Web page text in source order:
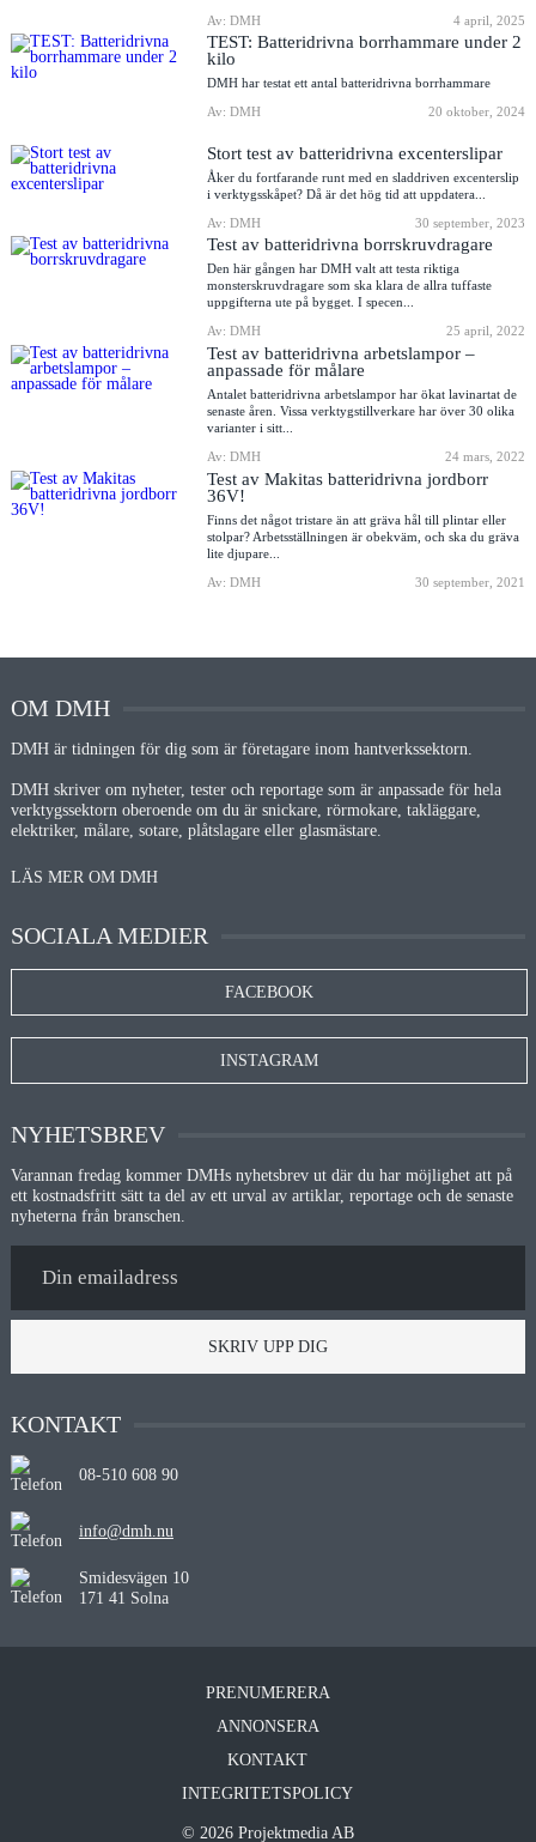
Av: DMH
4 april, 2025
TEST: Batteridrivna borrhammare under 2
kilo
DMH har testat ett antal batteridrivna borrhammare
Av: DMH
20 oktober, 2024
Stort test av batteridrivna excenterslipar
Åker du fortfarande runt med en sladdriven excenterslip
i verktygsskåpet? Då är det hög tid att uppdatera...
Av: DMH
30 september, 2023
Test av batteridrivna borrskruvdragare
Den här gången har DMH valt att testa riktiga
monsterskruvdragare som ska klara de allra tuffaste
uppgifterna ute på bygget. I specen...
Av: DMH
25 april, 2022
Test av batteridrivna arbetslampor –
anpassade för målare
Antalet batteridrivna arbetslampor har ökat lavinartat de
senaste åren. Vissa verktygstillverkare har över 30 olika
varianter i sitt...
Av: DMH
24 mars, 2022
Test av Makitas batteridrivna jordborr
36V!
Finns det något tristare än att gräva hål till plintar eller
stolpar? Arbetsställningen är obekväm, och ska du gräva
lite djupare...
Av: DMH
30 september, 2021
OM DMH
DMH är tidningen för dig som är företagare inom hantverkssektorn.
DMH skriver om nyheter, tester och reportage som är anpassade för hela
verktygssektorn oberoende om du är snickare, rörmokare, takläggare,
elektriker, målare, sotare, plåtslagare eller glasmästare.
LÄS MER OM DMH
SOCIALA MEDIER
FACEBOOK
INSTAGRAM
NYHETSBREV
Varannan fredag kommer DMHs nyhetsbrev ut där du har möjlighet att på
ett kostnadsfritt sätt ta del av ett urval av artiklar, reportage och de senaste
nyheterna från branschen.
SKRIV UPP DIG
KONTAKT
08-510 608 90
info@dmh.nu
Smidesvägen 10
171 41 Solna
PRENUMERERA
ANNONSERA
KONTAKT
INTEGRITETSPOLICY
© 2026 Projektmedia AB